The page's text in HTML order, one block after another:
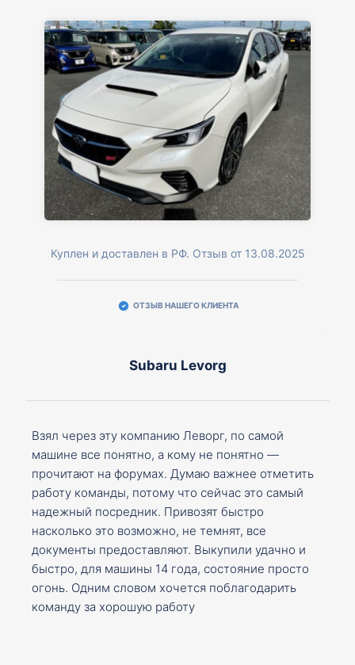
Куплен и доставлен в РФ. Отзыв от 13.08.2025
ОТЗЫВ НАШЕГО КЛИЕНТА
Subaru Levorg
Взял через эту компанию Леворг, по самой
машине все понятно, а кому не понятно —
прочитают на форумах. Думаю важнее отметить
работу команды, потому что сейчас это самый
надежный посредник. Привозят быстро
насколько это возможно, не темнят, все
документы предоставляют. Выкупили удачно и
быстро, для машины 14 года, состояние просто
огонь. Одним словом хочется поблагодарить
команду за хорошую работу